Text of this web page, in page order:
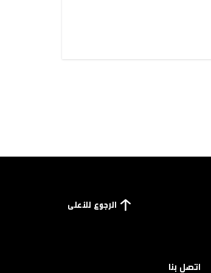
الرجوع للأعلى
اتصل بنا